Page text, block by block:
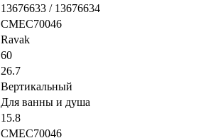
13676633 / 13676634
СМЕС70046
Ravak
60
26.7
Вертикальный
Для ванны и душа
15.8
СМЕС70046